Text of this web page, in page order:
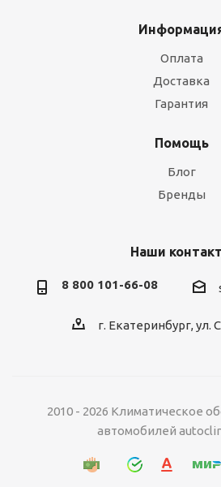
Оплата
Доставка
Гарантия
Помощь
Блог
Бренды
Наши
8 800 101-66-08
г. Екатеринбург, ул.
2010 - 2026 Климатическое
автомобилей